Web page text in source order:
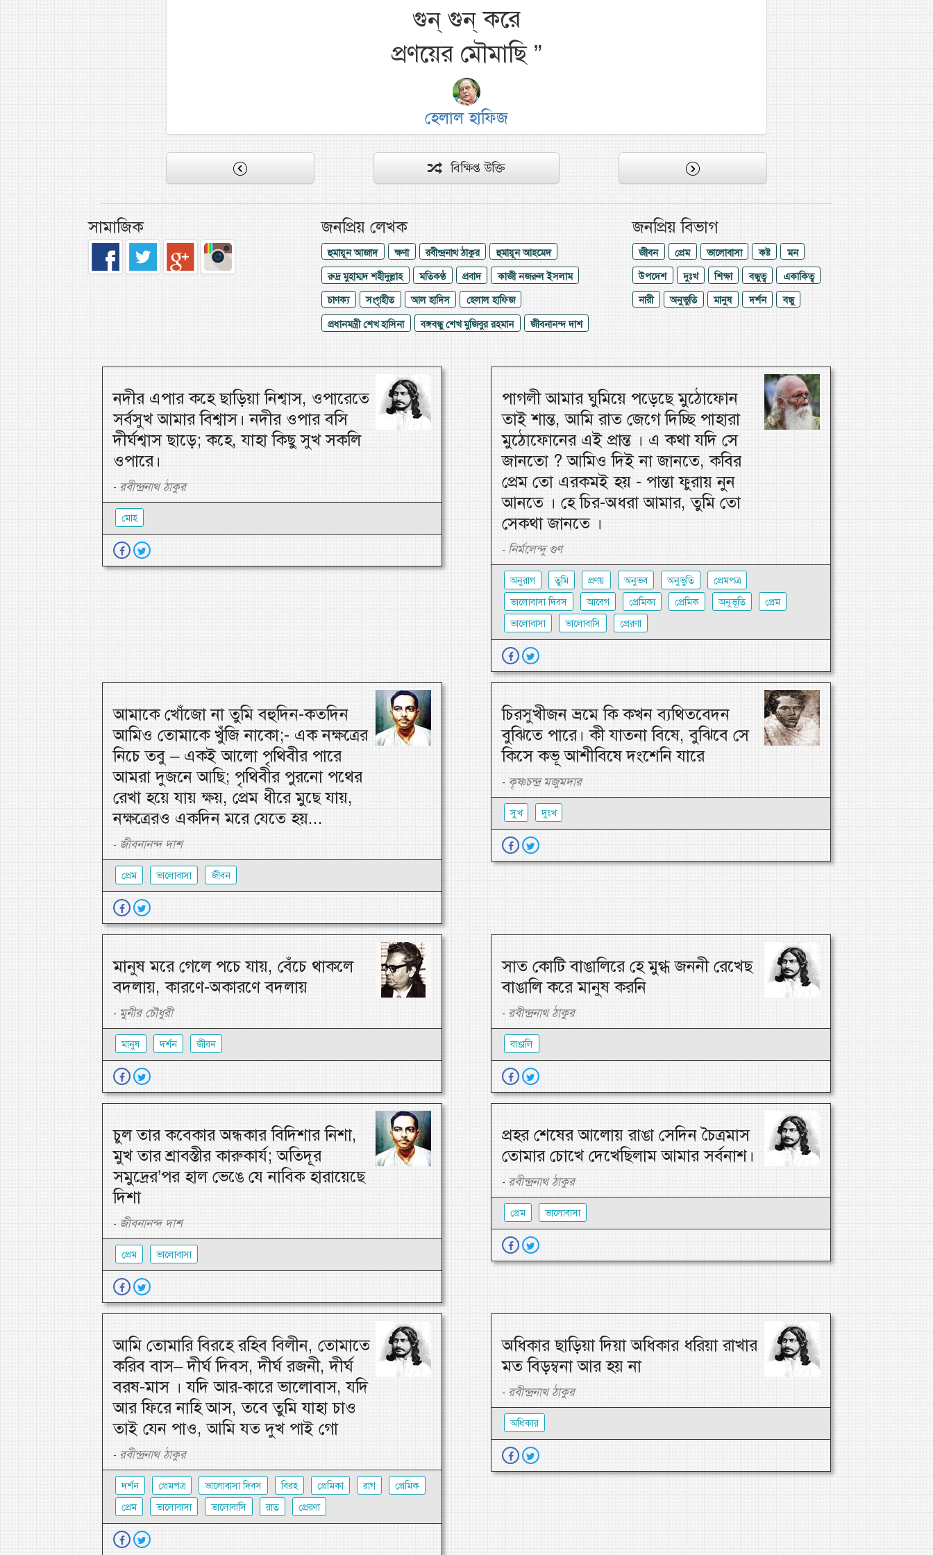
গুন্‌ গুন্‌ করে
প্রণয়ের মৌমাছি”
হেলাল হাফিজ
বিক্ষিপ্ত উক্তি
সামাজিক জনপ্রিয় লেখক
হুমায়ূন আজাদ ক্ষণা রবীন্দ্রনাথ ঠাকুর
হুমায়ূন আহমেদ
রুদ্র মুহাম্মদ শহীদুল্লাহ
মতিকণ্ঠ প্রবাদ
কাজী নজরুল ইসলাম
চাণক্য
সংগৃহীত আল হাদিস
হেলাল হাফিজ
প্রধানমন্ত্রী শেখ হাসিনা
বঙ্গবন্ধু শেখ মুজিবুর রহমান জীবনানন্দ দাশ
জনপ্রিয় বিভাগ
জীবন প্রেম ভালোবাসা কষ্ট
মন
উপদেশ
দুঃখ শিক্ষা বন্ধুত্ব
একাকিত্ব
নারী
অনুভুতি মানুষ দর্শন বন্ধু
নদীর এপার কহে ছাড়িয়া নিশ্বাস, ওপারেতে
সর্বসুখ আমার বিশ্বাস। নদীর ওপার বসি
দীর্ঘশ্বাস ছাড়ে; কহে, যাহা কিছু সুখ সকলি
ওপারে।
- রবীন্দ্রনাথ ঠাকুর
মোহ
পাগলী আমার ঘুমিয়ে পড়েছে মুঠোফোন
তাই শান্ত, আমি রাত জেগে দিচ্ছি পাহারা
মুঠোফোনের এই প্রান্ত । এ কথা যদি সে
জানতো ? আমিও দিই না জানতে, কবির
প্রেম তো এরকমই হয় - পান্তা ফুরায় নুন
আনতে । হে চির-অধরা আমার, তুমি তো
সেকথা জানতে ।
- নির্মলেন্দু গুণ
অনুরাগ তুমি প্রণয় অনুভব অনুভুতি
প্রেমপত্র
ভালোবাসা দিবস
আবেগ প্রেমিকা প্রেমিক অনুভূতি
প্রেম
ভালোবাসা
ভালোবাসি প্রেরণা
আমাকে খোঁজো না তুমি বহুদিন-কতদিন
আমিও তোমাকে খুঁজি নাকো;- এক নক্ষত্রের
নিচে তবু – একই আলো পৃথিবীর পারে
আমরা দুজনে আছি; পৃথিবীর পুরনো পথের
রেখা হয়ে যায় ক্ষয়, প্রেম ধীরে মুছে যায়,
নক্ষত্রেরও একদিন মরে যেতে হয়...
- জীবনানন্দ দাশ
প্রেম ভালোবাসা জীবন
চিরসুখীজন ভ্রমে কি কখন ব্যথিতবেদন
বুঝিতে পারে। কী যাতনা বিষে, বুঝিবে সে
কিসে কভূ আশীবিষে দংশেনি যারে
- কৃষ্ণচন্দ্র মজুমদার
সুখ দুঃখ
মানুষ মরে গেলে পচে যায়, বেঁচে থাকলে
বদলায়, কারণে-অকারণে বদলায়
- মুনীর চৌধুরী
মানুষ দর্শন জীবন
সাত কোটি বাঙালিরে হে মুগ্ধ জননী রেখেছ
বাঙালি করে মানুষ করনি
- রবীন্দ্রনাথ ঠাকুর
বাঙালি
চুল তার কবেকার অন্ধকার বিদিশার নিশা,
মুখ তার শ্রাবস্তীর কারুকার্য; অতিদূর
সমুদ্রের’পর হাল ভেঙে যে নাবিক হারায়েছে
দিশা
- জীবনানন্দ দাশ
প্রেম ভালোবাসা
প্রহর শেষের আলোয় রাঙা সেদিন চৈত্রমাস
তোমার চোখে দেখেছিলাম আমার সর্বনাশ।
- রবীন্দ্রনাথ ঠাকুর
প্রেম ভালোবাসা
আমি তোমারি বিরহে রহিব বিলীন, তোমাতে
করিব বাস– দীর্ঘ দিবস, দীর্ঘ রজনী, দীর্ঘ
বরষ-মাস । যদি আর-কারে ভালোবাস, যদি
আর ফিরে নাহি আস, তবে তুমি যাহা চাও
তাই যেন পাও, আমি যত দুখ পাই গো
- রবীন্দ্রনাথ ঠাকুর
দর্শন প্রেমপত্র ভালোবাসা দিবস বিরহ প্রেমিকা রাগ
প্রেমিক
প্রেম
ভালোবাসা ভালোবাসি রাত প্রেরণা
অধিকার ছাড়িয়া দিয়া অধিকার ধরিয়া রাখার
মত বিড়ম্বনা আর হয় না
- রবীন্দ্রনাথ ঠাকুর
অধিকার